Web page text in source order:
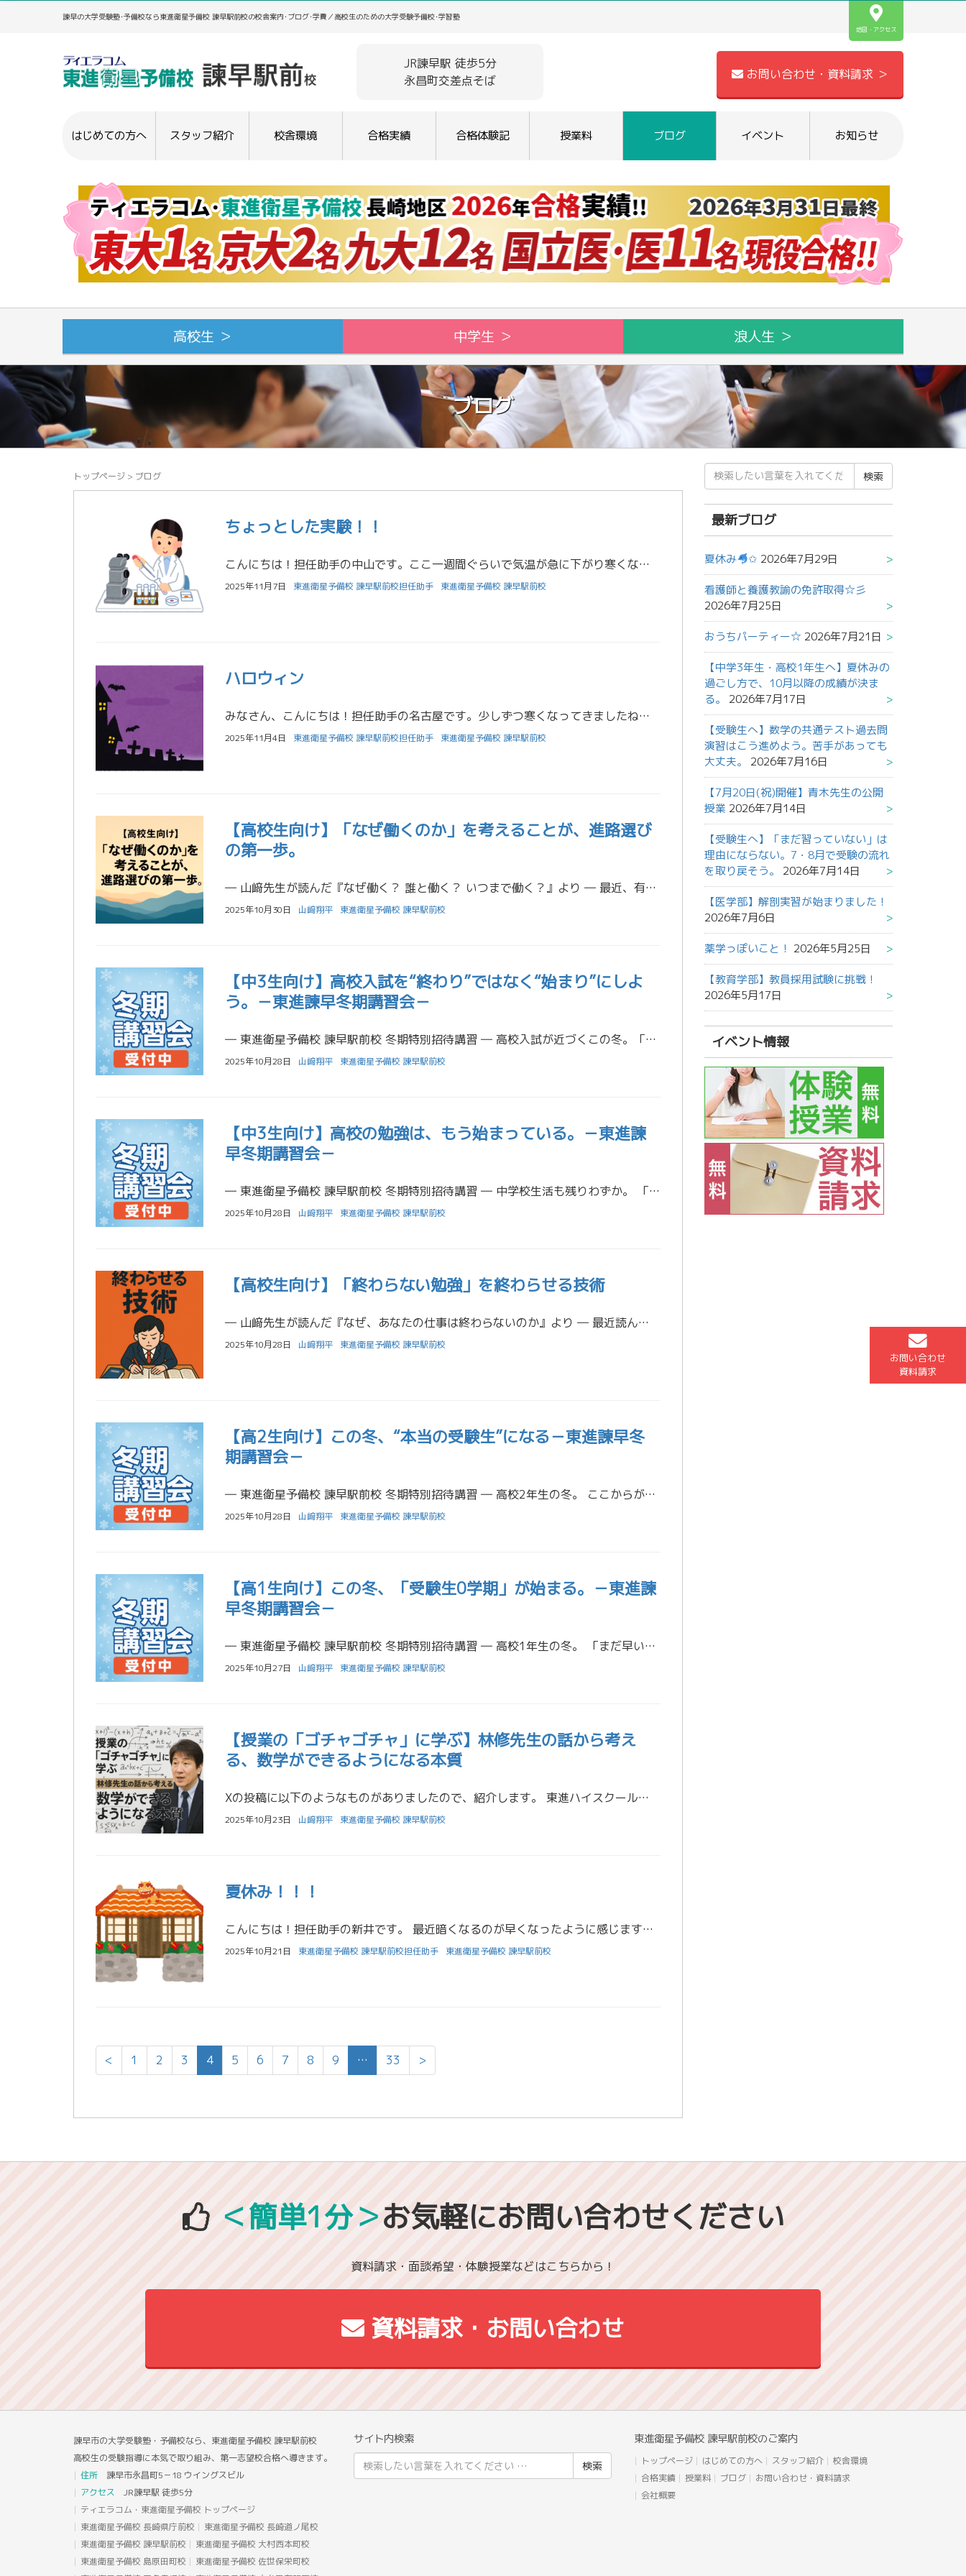
諫早の大学受験塾･予備校なら東進衛星予備校 諫早駅前校の校舎案内･ブログ･学費／高校生のための大学受験予備校･学習塾
地図・アクセス
JR諫早駅 徒歩5分
永昌町交差点そば
お問い合わせ・資料請求 ＞
はじめての方へ スタッフ紹介 校舎環境 合格実績 合格体験記 授業料 ブログ イベント お知らせ
高校生 ＞ 中学生 ＞ 浪人生 ＞
お問い合わせ
資料請求
ブログ
トップページ > ブログ
ちょっとした実験！！
こんにちは！担任助手の中山です。ここ一週間ぐらいで気温が急に下がり寒くなってきましたね。風邪をひきやすいタイミングになるので気をつけましょう！！ 今日のブログは最近大学でした実験の話をしようと思います！ 大学の実験で自分 […]
2025年11月7日 東進衛星予備校 諫早駅前校担任助手 東進衛星予備校 諫早駅前校
ハロウィン
みなさん、こんにちは！担任助手の名古屋です。少しずつ寒くなってきましたね。勉強も大事ですが、体調を崩してしまっては元も子もありません。皆さん風邪の予防をしっかりして頑張りましょう♪ 今回のブログは、ちょっと過ぎてしまいま […]
2025年11月4日 東進衛星予備校 諫早駅前校担任助手 東進衛星予備校 諫早駅前校
【高校生向け】「なぜ働くのか」を考えることが、進路選び
の第一歩。
― 山﨑先生が読んだ『なぜ働く？ 誰と働く？ いつまで働く？』より ― 最近、有山徹さんの『なぜ働く？ 誰と働く？ いつまで働く？』という本を読みました。社会で働くということを、単に「お金を得るため」や「安定した職に就く […]
2025年10月30日 山﨑翔平 東進衛星予備校 諫早駅前校
【中3生向け】高校入試を“終わり”ではなく“始まり”にしよ
う。－東進諫早冬期講習会－
― 東進衛星予備校 諫早駅前校 冬期特別招待講習 ― 高校入試が近づくこの冬。「まずは目の前の入試を突破しよう」と思っている人も多いでしょう。でも、ちょっと立ち止まって考えてみてください。 高校入試は**“ゴール”ではな […]
2025年10月28日 山﨑翔平 東進衛星予備校 諫早駅前校
【中3生向け】高校の勉強は、もう始まっている。－東進諫
早冬期講習会－
― 東進衛星予備校 諫早駅前校 冬期特別招待講習 ― 中学校生活も残りわずか。 「内部進学だから、ひと安心」と思っていませんか？ でも実は――**“高校の勉強は、中3の冬から始まっている”**んです。 この冬の準備が、高 […]
2025年10月28日 山﨑翔平 東進衛星予備校 諫早駅前校
【高校生向け】「終わらない勉強」を終わらせる技術
― 山﨑先生が読んだ『なぜ、あなたの仕事は終わらないのか』より ― 最近読んだ本に、中島聡さんの『なぜ、あなたの仕事は終わらないのか ― スピードは最強の武器である』があります。 読んでいて何度も「これ、まさに受験勉強も […]
2025年10月28日 山﨑翔平 東進衛星予備校 諫早駅前校
【高2生向け】この冬、“本当の受験生”になる－東進諫早冬
期講習会－
― 東進衛星予備校 諫早駅前校 冬期特別招待講習 ― 高校2年生の冬。 ここからが、受験生としての“スタートライン”です。 春になってから受験勉強を始める人と、冬のうちにスタートを切る人では、入試本番で半年以上の差がつき […]
2025年10月28日 山﨑翔平 東進衛星予備校 諫早駅前校
【高1生向け】この冬、「受験生0学期」が始まる。－東進諫
早冬期講習会－
― 東進衛星予備校 諫早駅前校 冬期特別招待講習 ― 高校1年生の冬。 「まだ早い」と思うかもしれませんが、ここから始める人が次の春、一気に差をつけます。 なぜなら――冬は“受験生0学期”だからです。 受験生になる前に、 […]
2025年10月27日 山﨑翔平 東進衛星予備校 諫早駅前校
【授業の「ゴチャゴチャ」に学ぶ】林修先生の話から考え
る、数学ができるようになる本質
Xの投稿に以下のようなものがありましたので、紹介します。 東進ハイスクールの林修先生が、あるインタビューでこんな話をしていました。 ◆ 授業の準備を忘れた「東大数学の回」 林先生がまだ数学の講師だった頃、ある日、授業の直 […]
2025年10月23日 山﨑翔平 東進衛星予備校 諫早駅前校
夏休み！！！
こんにちは！担任助手の新井です。 最近暗くなるのが早くなったように感じます。季節の変わり目なので、体調に気をつけましょう！ さて、今回は夏休みの思い出についてお話したいと思います。 今年の夏は沖縄に行きました！友達と三泊 […]
2025年10月21日 東進衛星予備校 諫早駅前校担任助手 東進衛星予備校 諫早駅前校
< 1 2 3 4 5 6 7 8 9 … 33 >
検
索
結
果:
最新ブログ
夏休み ✩ 2026年7月29日
看護師と養護教諭の免許取得☆彡
2026年7月25日
おうちパーティー☆ 2026年7月21日
【中学3年生・高校1年生へ】夏休みの
過ごし方で、10月以降の成績が決ま
る。
2026年7月17日
【受験生へ】数学の共通テスト過去問
演習はこう進めよう。苦手があっても
大丈夫。
2026年7月16日
【7月20日(祝)開催】青木先生の公開
授業 2026年7月14日
【受験生へ】「まだ習っていない」は
理由にならない。7・8月で受験の流れ
を取り戻そう。
2026年7月14日
【医学部】解剖実習が始まりました！
2026年7月6日
薬学っぽいこと！ 2026年5月25日
【教育学部】教員採用試験に挑戦！
2026年5月17日
イベント情報
＜簡単1分＞お気軽にお問い合わせください
資料請求・面談希望・体験授業などはこちらから！
資料請求・お問い合わせ
諫早市の大学受験塾・予備校なら、東進衛星予備校 諫早駅前校
高校生の受験指導に本気で取り組み、第一志望校合格へ導きます。
住所 諫早市永昌町5－18 ウイングスビル
アクセス JR諫早駅 徒歩5分
ティエラコム・東進衛星予備校 トップページ
東進衛星予備校 長崎県庁前校
東進衛星予備校 長崎道ノ尾校
東進衛星予備校 諫早駅前校
東進衛星予備校 大村西本町校
東進衛星予備校 島原田町校
東進衛星予備校 佐世保栄町校
サイト内検索
索
東進衛星予備校 諫早駅前校のご案内
トップページ はじめての方へ スタッフ紹介
校舎環境
合格実績
授業料 ブログ
お問い合わせ・資料請求
会社概要